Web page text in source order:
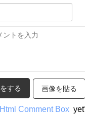
画像を貼る
Html Comment Box